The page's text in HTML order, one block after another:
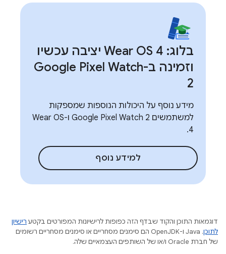
בלוג: Wear OS 4 יציבה עכשיו
וזמינה ב-Google Pixel Watch
2
מידע נוסף על היכולות הנוספות שמספקות
למשתמשים Google Pixel Watch 2 ו-Wear OS
4.
למידע נוסף
דוגמאות התוכן והקוד שבדף הזה כפופות לרישיונות המפורטים בקטע רישיון
לתוכן
.‏ Java ו-OpenJDK הם סימנים מסחריים או סימנים מסחריים רשומים
של חברת Oracle ו/או של השותפים העצמאיים שלה.